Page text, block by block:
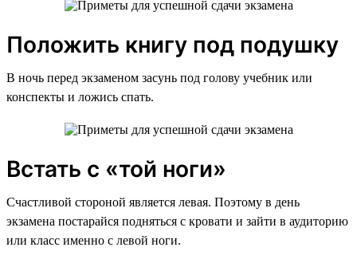
Положить книгу под подушку
В ночь перед экзаменом засунь под голову учебник или
конспекты и ложись спать.
Встать с «той ноги»
Счастливой стороной является левая. Поэтому в день
экзамена постарайся подняться с кровати и зайти в аудиторию
или класс именно с левой ноги.